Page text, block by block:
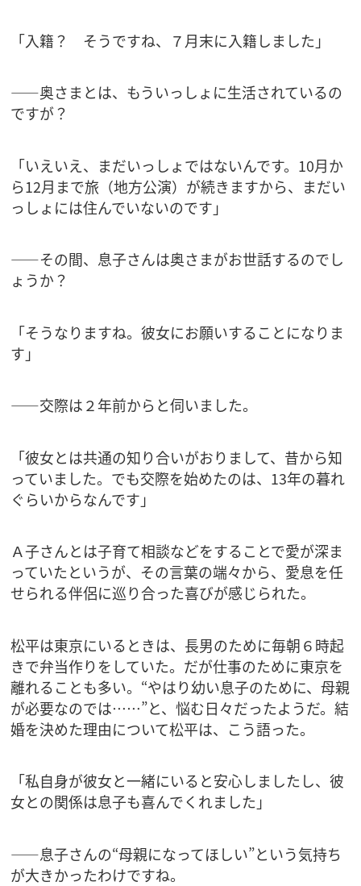
「入籍？ そうですね、７月末に入籍しました」
――奥さまとは、もういっしょに生活されているの
ですが？
「いえいえ、まだいっしょではないんです。10月か
ら12月まで旅（地方公演）が続きますから、まだい
っしょには住んでいないのです」
――その間、息子さんは奥さまがお世話するのでし
ょうか？
「そうなりますね。彼女にお願いすることになりま
す」
――交際は２年前からと伺いました。
「彼女とは共通の知り合いがおりまして、昔から知
っていました。でも交際を始めたのは、13年の暮れ
ぐらいからなんです」
Ａ子さんとは子育て相談などをすることで愛が深ま
っていたというが、その言葉の端々から、愛息を任
せられる伴侶に巡り合った喜びが感じられた。
松平は東京にいるときは、長男のために毎朝６時起
きで弁当作りをしていた。だが仕事のために東京を
離れることも多い。“やはり幼い息子のために、母親
が必要なのでは……”と、悩む日々だったようだ。結
婚を決めた理由について松平は、こう語った。
「私自身が彼女と一緒にいると安心しましたし、彼
女との関係は息子も喜んでくれました」
――息子さんの“母親になってほしい”という気持ち
が大きかったわけですね。